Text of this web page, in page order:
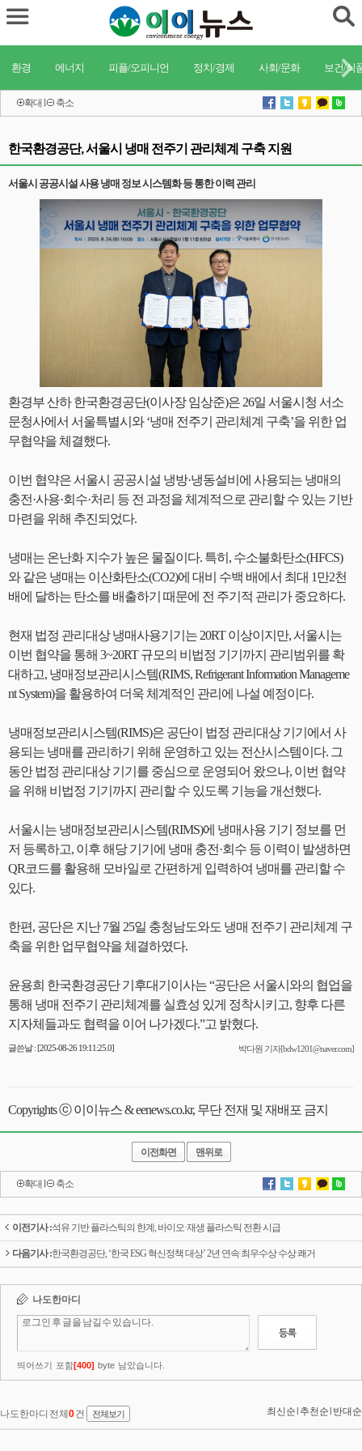
환경 에너지 피플/오피니언 정치/경제 사회/문화 보건/식
확대 l 축소
한국환경공단, 서울시 냉매 전주기 관리체계 구축 지원
서울시 공공시설 사용 냉매 정보 시스템화 등 통한 이력 관리
환경부 산하 한국환경공단(이사장 임상준)은 26일 서울시청 서소
문청사에서 서울특별시와 ‘냉매 전주기 관리체계 구축’을 위한 업
무협약을 체결했다.
이번 협약은 서울시 공공시설 냉방·냉동설비에 사용되는 냉매의
충전·사용·회수·처리 등 전 과정을 체계적으로 관리할 수 있는 기반
마련을 위해 추진되었다.
냉매는 온난화 지수가 높은 물질이다. 특히, 수소불화탄소(HFCS)
와 같은 냉매는 이산화탄소(CO2)에 대비 수백 배에서 최대 1만2천
배에 달하는 탄소를 배출하기 때문에 전 주기적 관리가 중요하다.
현재 법정 관리대상 냉매사용기기는 20RT 이상이지만, 서울시는
이번 협약을 통해 3~20RT 규모의 비법정 기기까지 관리범위를 확
대하고, 냉매정보관리시스템(RIMS, Refrigerant Information Manageme
nt System)을 활용하여 더욱 체계적인 관리에 나설 예정이다.
냉매정보관리시스템(RIMS)은 공단이 법정 관리대상 기기에서 사
용되는 냉매를 관리하기 위해 운영하고 있는 전산시스템이다. 그
동안 법정 관리대상 기기를 중심으로 운영되어 왔으나, 이번 협약
을 위해 비법정 기기까지 관리할 수 있도록 기능을 개선했다.
서울시는 냉매정보관리시스템(RIMS)에 냉매사용 기기 정보를 먼
저 등록하고, 이후 해당 기기에 냉매 충전·회수 등 이력이 발생하면
QR코드를 활용해 모바일로 간편하게 입력하여 냉매를 관리할 수
있다.
한편, 공단은 지난 7월 25일 충청남도와도 냉매 전주기 관리체계 구
축을 위한 업무협약을 체결하였다.
윤용희 한국환경공단 기후대기이사는 “공단은 서울시와의 협업을
통해 냉매 전주기 관리체계를 실효성 있게 정착시키고, 향후 다른
지자체들과도 협력을 이어 나가겠다.”고 밝혔다.
글쓴날 : [2025-08-26 19:11:25.0] 박다원 기자[bdw1201@naver.com]
Copyrights ⓒ 이이뉴스 & eenews.co.kr, 무단 전재 및 재배포 금지
이전화면 맨위로
확대 l 축소
이전기사 :석유 기반 플라스틱의 한계, 바이오·재생 플라스틱 전환 시급
다음기사 :한국환경공단, ‘한국 ESG 혁신정책 대상’ 2년 연속 최우수상 수상 쾌거